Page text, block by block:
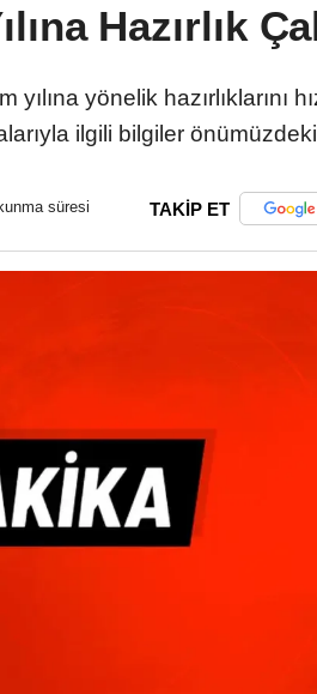
Hazırlık
yönelik hazırlıklarını
ilgili bilgiler
süresi TAKİP ET